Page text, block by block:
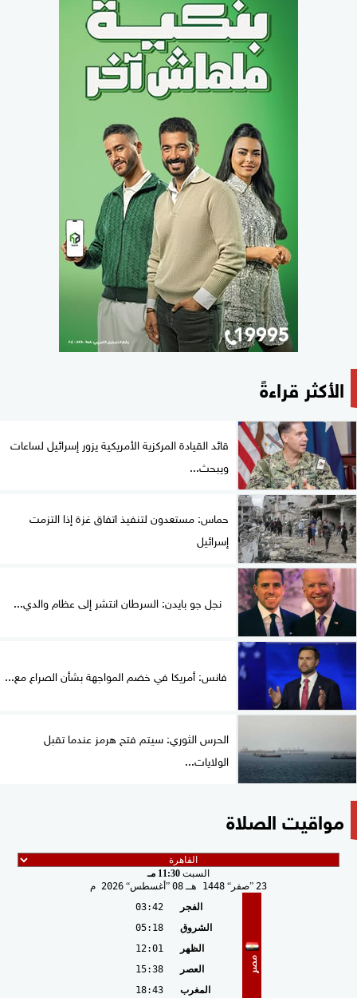
الأكثر قراءةً
قائد القيادة المركزية الأمريكية يزور إسرائيل لساعات
ويبحث...
حماس: مستعدون لتنفيذ اتفاق غزة إذا التزمت
إسرائيل
نجل جو بايدن: السرطان انتشر إلى عظام والدي...
فانس: أمريكا في خضم المواجهة بشأن الصراع مع...
الحرس الثوري: سيتم فتح هرمز عندما تقبل
الولايات...
مواقيت الصلاة
السبت 11:30 مـ
23
صفر 1448 هـ 08 أغسطس 2026 م
مصر
الفجر
03:42
الشروق
05:18
الظهر
12:01
العصر
15:38
المغرب
18:43